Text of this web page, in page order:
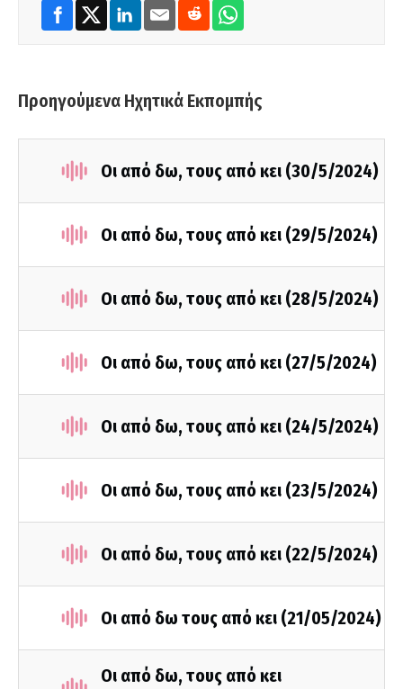
Προηγούμενα Ηχητικά Εκπομπής
Οι από δω, τους από κει (30/5/2024)
Οι από δω, τους από κει (29/5/2024)
Οι από δω, τους από κει (28/5/2024)
Οι από δω, τους από κει (27/5/2024)
Οι από δω, τους από κει (24/5/2024)
Οι από δω, τους από κει (23/5/2024)
Οι από δω, τους από κει (22/5/2024)
Οι από δω τους από κει (21/05/2024)
Οι από δω, τους από κει